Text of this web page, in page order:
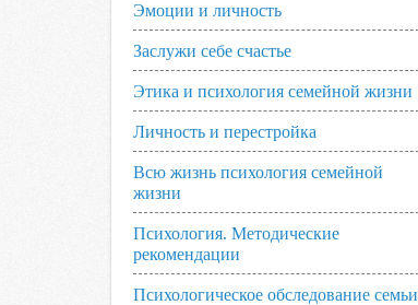
Эмоции и личность
Заслужи себе счастье
Этика и психология семейной жизни
Личность и перестройка
Всю жизнь психология семейной
жизни
Психология. Методические
рекомендации
Психологическое обследование семьи